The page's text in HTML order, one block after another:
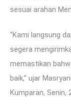
sesuai arahan
“Kami langsung
segera
memastikan
baik,” ujar
Kumparan, Senin,